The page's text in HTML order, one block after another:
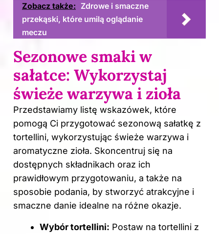
Zobacz także: Zdrowe i smaczne
przekąski, które umilą oglądanie
meczu
Sezonowe smaki w
sałatce: Wykorzystaj
świeże warzywa i zioła
Przedstawiamy listę wskazówek, które
pomogą Ci przygotować sezonową sałatkę z
tortellini, wykorzystując świeże warzywa i
aromatyczne zioła. Skoncentruj się na
dostępnych składnikach oraz ich
prawidłowym przygotowaniu, a także na
sposobie podania, by stworzyć atrakcyjne i
smaczne danie idealne na różne okazje.
Wybór tortellini: Postaw na tortellini z